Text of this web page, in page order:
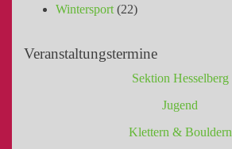
Wintersport (22)
Veranstaltungstermine
Sektion Hesselberg
Jugend
Klettern & Bouldern